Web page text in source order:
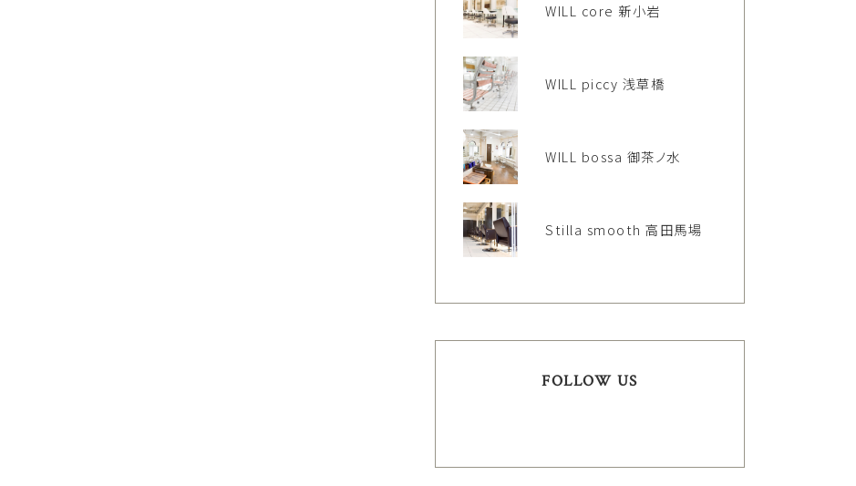
WILL core 新小岩
WILL piccy 浅草橋
WILL bossa 御茶ノ水
Stilla smooth 高田馬場
FOLLOW US